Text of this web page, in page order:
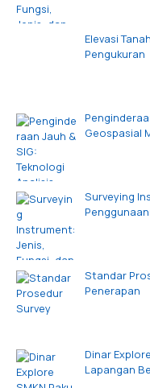
Elevasi
Pengukuran
Geospasial
Surveying
Standar
Penerapan
Dinar
Lapangan